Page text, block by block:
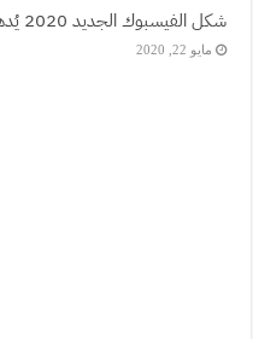
شكل الفيسبوك الجديد 2020 يُدهش مستخدميه
مايو 22, 2020